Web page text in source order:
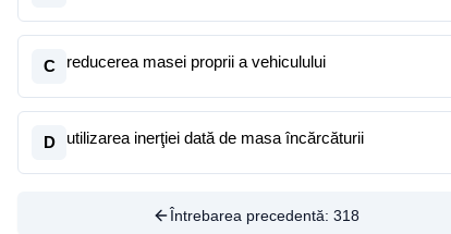
C reducerea masei proprii a vehiculului
D utilizarea inerţiei dată de masa încărcăturii
Întrebarea precedentă: 318